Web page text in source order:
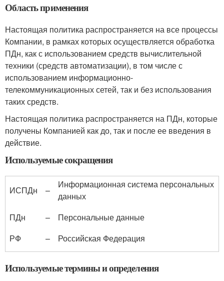
Область применения
Настоящая политика распространяется на все процессы
Компании, в рамках которых осуществляется обработка
ПДн, как с использованием средств вычислительной
техники (средств автоматизации), в том числе с
использованием информационно-
телекоммуникационных сетей, так и без использования
таких средств.
Настоящая политика распространяется на ПДн, которые
получены Компанией как до, так и после ее введения в
действие.
Используемые сокращения
ИСПДн –
Информационная система персональных
данных
ПДн
–
Персональные данные
РФ
– Российская Федерация
Используемые термины и определения